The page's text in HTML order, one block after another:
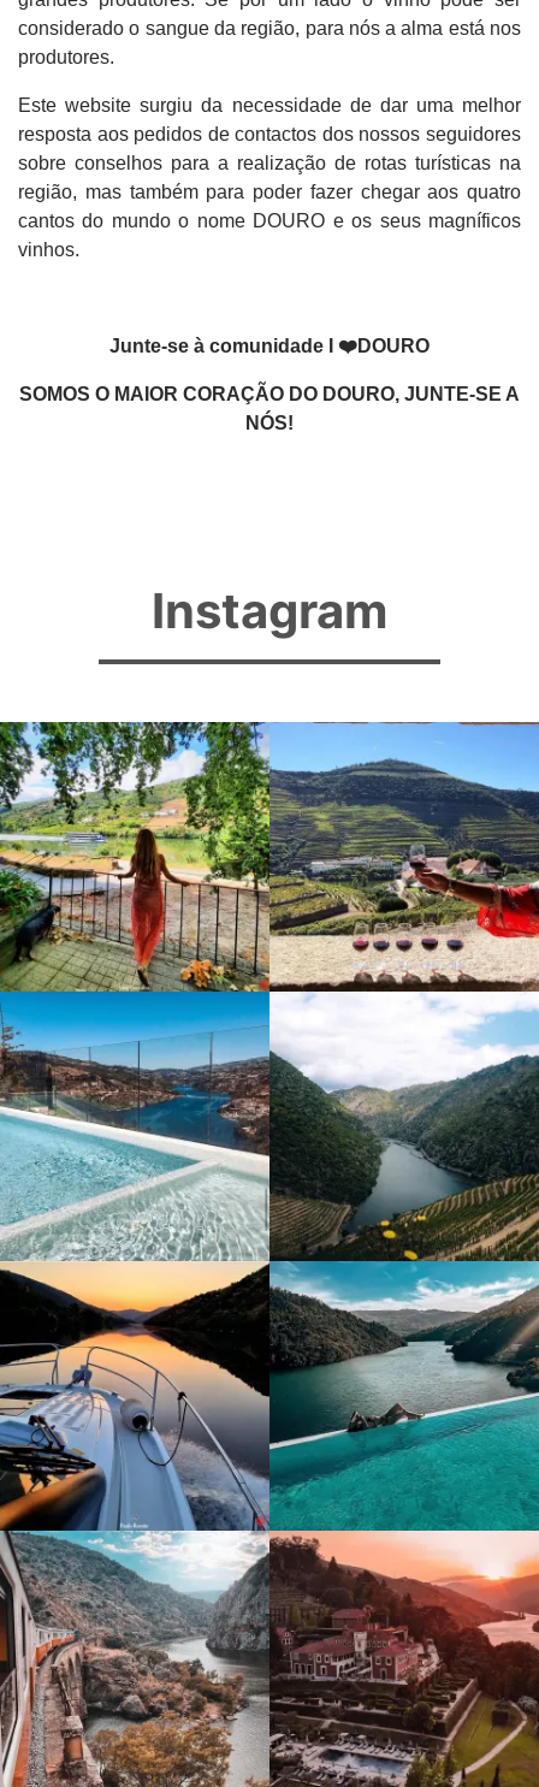
considerado o sangue da região, para nós a alma está nos
produtores.
Este website surgiu da necessidade de dar uma melhor
resposta aos pedidos de contactos dos nossos seguidores
sobre conselhos para a realização de rotas turísticas na
região, mas também para poder fazer chegar aos quatro
cantos do mundo o nome DOURO e os seus magníficos
vinhos.
Junte-se à comunidade I ❤️DOURO
SOMOS O MAIOR CORAÇÃO DO DOURO, JUNTE-SE A
NÓS!
Instagram